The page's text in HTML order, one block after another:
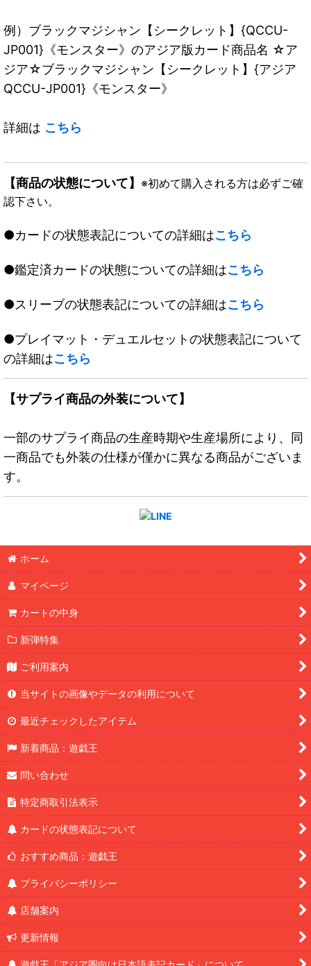
例）ブラックマジシャン【シークレット】{QCCU-
JP001}《モンスター》のアジア版カード商品名 ☆ア
ジア☆ブラックマジシャン【シークレット】{アジア
QCCU-JP001}《モンスター》
詳細は こちら
【商品の状態について】 ※初めて購入される方は必ずご確
認下さい。
●カードの状態表記についての詳細はこちら
●鑑定済カードの状態についての詳細はこちら
●スリーブの状態表記についての詳細はこちら
●プレイマット・デュエルセットの状態表記について
の詳細はこちら
【サプライ商品の外装について】
一部のサプライ商品の生産時期や生産場所により、同
一商品でも外装の仕様が僅かに異なる商品がございま
す。
ホーム
マイページ
カートの中身
新弾特集
ご利用案内
当サイトの画像やデータの利用について
最近チェックしたアイテム
新着商品：遊戯王
問い合わせ
特定商取引法表示
カードの状態表記について
おすすめ商品：遊戯王
プライバシーポリシー
店舗案内
更新情報